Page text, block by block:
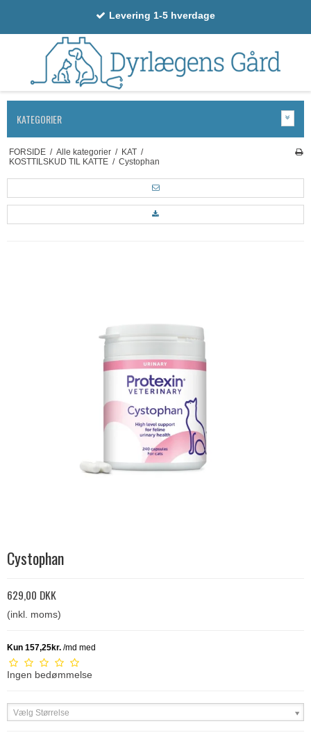
Levering 1-5 hverdage
KATEGORIER
FORSIDE / Alle kategorier / KAT /
KOSTTILSKUD TIL KATTE / Cystophan
Cystophan
629,00 DKK
(inkl. moms)
Ingen bedømmelse
Vælg Størrelse